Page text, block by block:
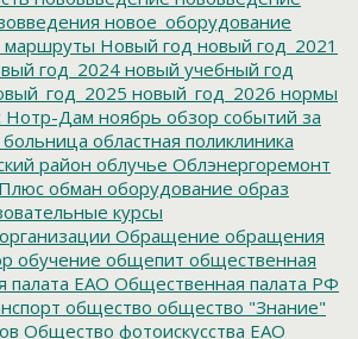
новое_оборудование
маршруты Новый год новый год_2021
год_2024 новый учебный год
новый_год_2026 нормы
Нотр-Дам ноябрь обзор событий за
областная поликлиника
район облучье Облэнергоремонт
обман оборудование образ
курсы
Обращение обращения
обучение общепит общественная
палата ЕАО Общественная палата РФ
общество общество "Знание"
Общество фотоискусства ЕАО